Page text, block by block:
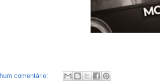
comentário: